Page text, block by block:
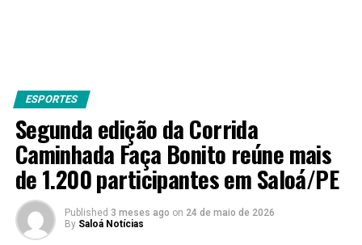
ESPORTES
Segunda edição da Corrida
Caminhada Faça Bonito reúne mais
de 1.200 participantes em Saloá/PE
Published 3 meses ago on 24 de maio de 2026
By Saloá Notícias